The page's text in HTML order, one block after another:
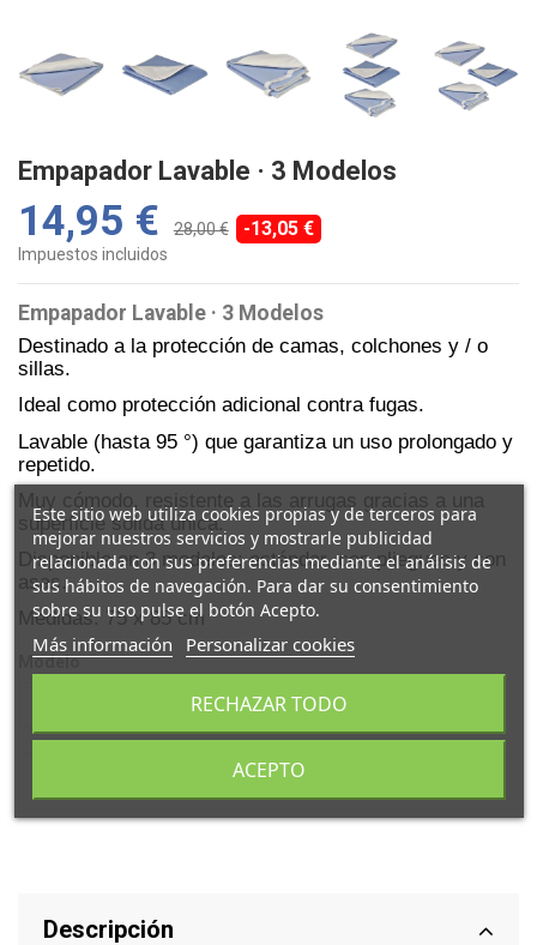
Empapador Lavable · 3 Modelos
14,95 € 28,00 € -13,05 €
Impuestos incluidos
Empapador Lavable · 3 Modelos
Destinado a la protección de camas, colchones y / o
sillas.
Ideal como protección adicional contra fugas.
Lavable (hasta 95 °) que garantiza un uso prolongado y
repetido.
Muy cómodo, resistente a las arrugas gracias a una
superficie sólida única.
Disponible en 3 modelos: estándar, con pliegues y con
asas.
Medidas: 75 x 85 cm
Modelo
Descripción
Este sitio web utiliza cookies propias y de terceros para
mejorar nuestros servicios y mostrarle publicidad
relacionada con sus preferencias mediante el análisis de
sus hábitos de navegación. Para dar su consentimiento
sobre su uso pulse el botón Acepto.
Más información Personalizar cookies
RECHAZAR TODO
ACEPTO